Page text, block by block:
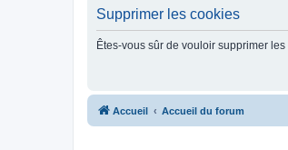
Supprimer les cookies
Êtes-vous sûr de vouloir supprimer
Accueil Accueil du forum